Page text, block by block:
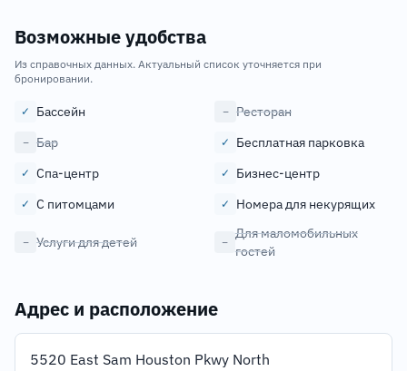
Возможные удобства
Из справочных данных. Актуальный список уточняется при
бронировании.
✓ Бассейн − Ресторан
− Бар ✓ Бесплатная парковка
✓ Спа-центр ✓ Бизнес-центр
✓ С питомцами ✓ Номера для некурящих
− Услуги для детей −
Для маломобильных
гостей
Адрес и расположение
5520 East Sam Houston Pkwy North